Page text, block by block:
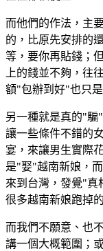
而他們的作法，主
的，比原先安排的
等，要你再貼錢；
上的錢並不夠，往
額"包辦到好"也只是
另一種就是真的"騙
讓一些條件不錯的
宴，來讓男生實際
是"娶"越南新娘，
來到台灣，發覺"真
很多越南新娘跑掉
而我們不願意、也
講一個大概範圍；